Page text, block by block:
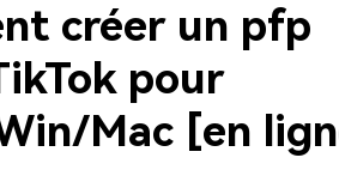
créer un pfp
pour
Mac [en